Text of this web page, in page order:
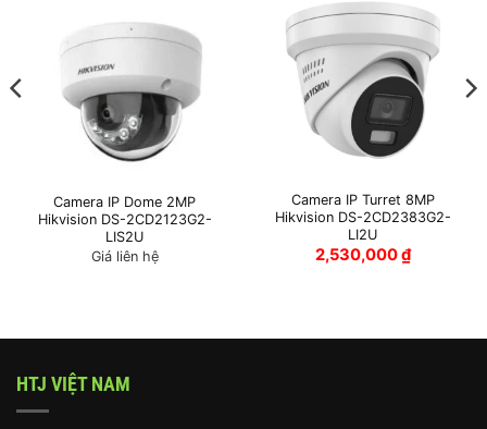
Camera IP Dome 2MP
Hikvision DS-2CD2123G2-
LIS2U
Giá liên hệ
Camera IP Turret 8MP
Hikvision DS-2CD2383G2-
LI2U
2,530,000₫
HTJ VIỆT NAM